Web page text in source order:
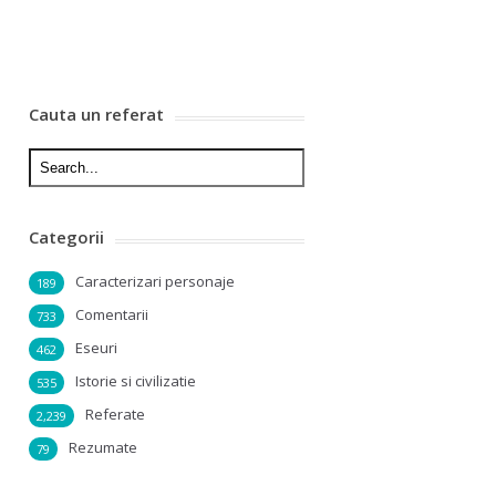
Cauta un referat
Categorii
Caracterizari personaje
189
Comentarii
733
Eseuri
462
Istorie si civilizatie
535
Referate
2,239
Rezumate
79